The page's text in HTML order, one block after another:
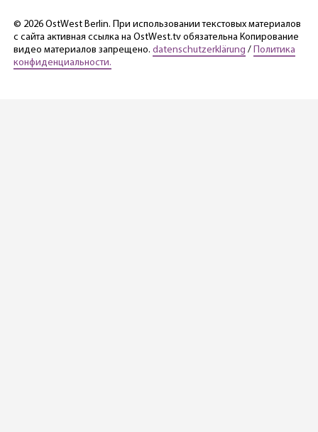
© 2026 OstWest Berlin. При использовании текстовых материалов
с сайта активная ссылка на OstWest.tv обязательна Копирование
видео материалов запрещено. datenschutzerklärung / Политика
конфиденциальности.